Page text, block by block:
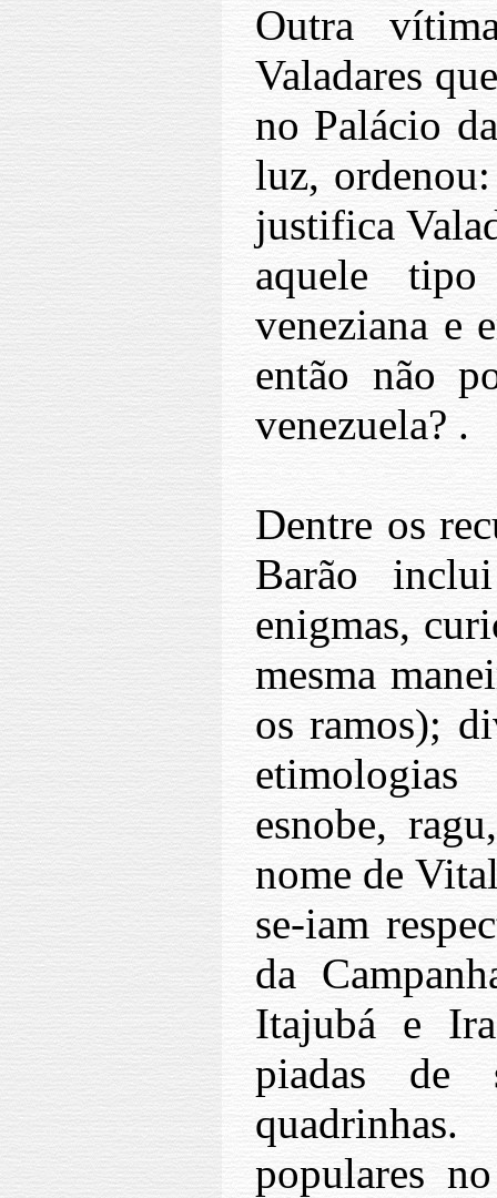
Outra
Valadares
no Palácio
luz,
justifica
aquele
veneziana e
então não
venezuela? .
Dentre os
Barão
enigmas,
mesma
os ramos);
esnobe,
nome de
se-iam
da
Itajubá e
piadas de
populares